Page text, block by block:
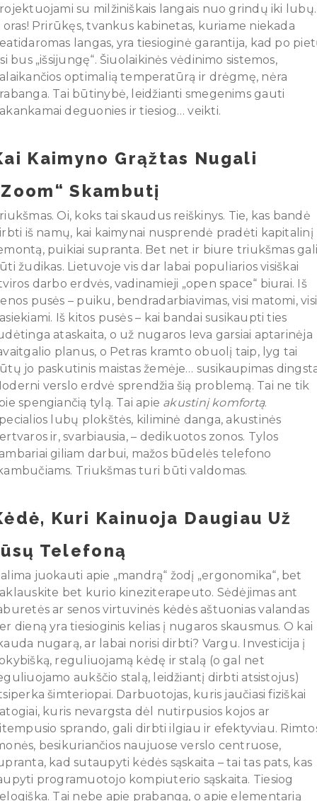
su milžiniškais langais nuo grindų iki lubų.
oras! Prirūkęs, tvankus kabinetas, kuriame niekada
langas, yra tiesioginė garantija, kad po
bus „išsijungę“. Šiuolaikinės vėdinimo sistemos,
optimalią temperatūrą ir drėgmę, nėra
Tai būtinybė, leidžianti smegenims gauti
deguonies ir tiesiog… veikti.
Kaimyno Grąžtas Nugali
Skambutį
Oi, koks tai skaudus reiškinys. Tie, kas bandė
iš namų, kai kaimynai nusprendė pradėti kapitalinį
puikiai supranta. Bet net ir biure triukšmas
žudikas. Lietuvoje vis dar labai populiarios visiškai
darbo erdvės, vadinamieji „open space“ biurai. Iš
pusės – puiku, bendradarbiavimas, visi matomi, visi
Iš kitos pusės – kai bandai susikaupti ties
ataskaita, o už nugaros Ieva garsiai aptarinėja
planus, o Petras kramto obuolį taip, lyg tai
jo paskutinis maistas žemėje… susikaupimas
verslo erdvė sprendžia šią problemą. Tai ne tik
spengiančią tylą. Tai apie akustinį komfortą.
lubų plokštės, kiliminė danga, akustinės
ir, svarbiausia, – dedikuotos zonos. Tylos
giliam darbui, mažos būdelės telefono
Triukšmas turi būti valdomas.
Kuri Kainuoja Daugiau Už
Telefoną
juokauti apie „mandrą“ žodį „ergonomika“, bet
bet kurio kineziterapeuto. Sėdėjimas ant
ar senos virtuvinės kėdės aštuonias valandas
dieną yra tiesioginis kelias į nugaros skausmus. O kai
nugarą, ar labai norisi dirbti? Vargu. Investicija į
reguliuojamą kėdę ir stalą (o gal net
aukščio stalą, leidžiantį dirbti atsistojus)
šimteriopai. Darbuotojas, kuris jaučiasi fiziškai
kuris nevargsta dėl nutirpusios kojos ar
sprando, gali dirbti ilgiau ir efektyviau.
besikuriančios naujuose verslo centruose,
kad sutaupyti kėdės sąskaita – tai tas pats, kas
programuotojo kompiuterio sąskaita. Tiesiog
Tai nebe apie prabangą, o apie elementarią